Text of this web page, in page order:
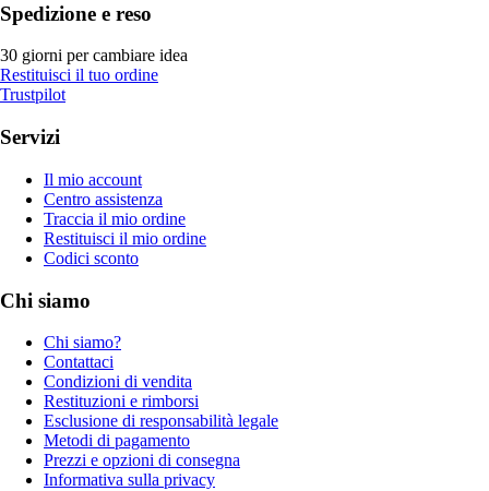
Spedizione e reso
30 giorni per cambiare idea
Restituisci il tuo ordine
Trustpilot
Servizi
Il mio account
Centro assistenza
Traccia il mio ordine
Restituisci il mio ordine
Codici sconto
Chi siamo
Chi siamo?
Contattaci
Condizioni di vendita
Restituzioni e rimborsi
Esclusione di responsabilità legale
Metodi di pagamento
Prezzi e opzioni di consegna
Informativa sulla privacy